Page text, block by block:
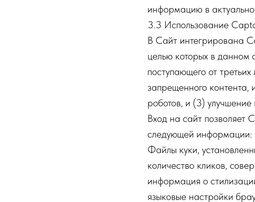
информацию в
3.3 Использование
В Сайт интегрирована
целью которых в данном
поступающего от
запрещенного контента,
роботов, и (3)
Вход на сайт позволяет
следующей информации:
Файлы куки,
количество кликов,
информация о
языковые настройки